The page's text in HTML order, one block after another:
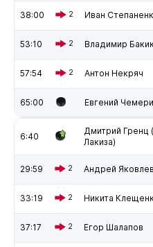
38:00 2 Иван
53:10 2 Владимир
57:54 2 Антон Некряч
65:00 Евгений
6:40
Дмитрий
Лакиза)
29:59 2 Андрей Яковлев
33:19 2 Никита
37:17 2 Егор Шалапов